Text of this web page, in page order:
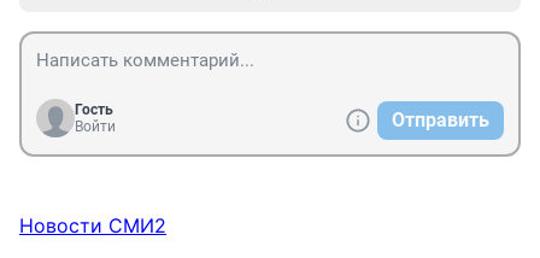
Гость
Войти
Отправить
Новости СМИ2